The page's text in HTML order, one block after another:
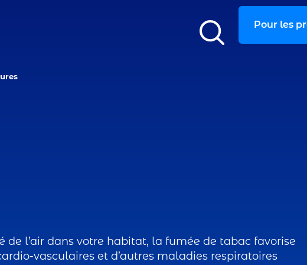
Pour les
l’air dans votre habitat, la fumée de tabac favorise
vasculaires et d’autres maladies respiratoires